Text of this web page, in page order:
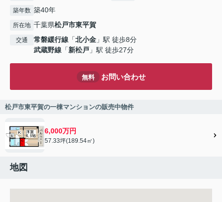
築年数 築40年
所在地 千葉県松戸市東平賀
交通 常磐緩行線 「北小金 」駅 徒歩8分
武蔵野線 「新松戸 」駅 徒歩27分
無料 お問い合わせ
松戸市東平賀の一棟マンションの販売中物件
6,000万円
57.33坪(189.54㎡)
地図